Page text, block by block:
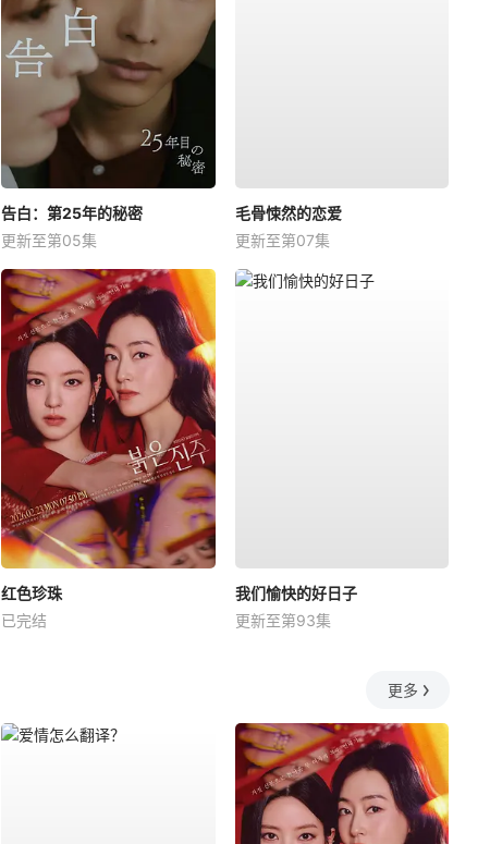
告白：第25年的秘密
更新至第05集
毛骨悚然的恋爱
更新至第07集
红色珍珠
已完结
我们愉快的好日子
更新至第93集
更多